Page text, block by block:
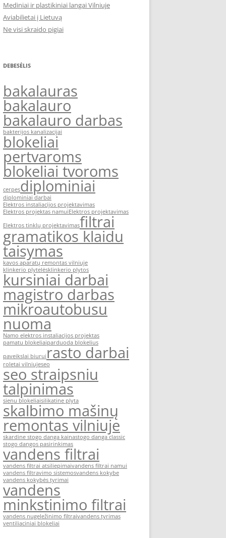
Mediniai ir plastikiniai langai Vilniuje
Aviabilietai į Lietuvą
Ne visi skraido pigiai
DEBESĖLIS
bakalauras
bakalauro
bakalauro darbas
bakterijos kanalizacijai
blokeliai
pertvaroms
blokeliai tvoroms
cerpesdiplominiai
diplominiai darbai
Elektros instaliacijos projektavimas
Elektros projektas namuiElektros projektavimas
Elektros tinklų projektavimasfiltrai
gramatikos klaidu
taisymas
kavos aparatų remontas vilniuje
klinkerio plytelėsklinkerio plytos
kursiniai darbai
magistro darbas
mikroautobusu
nuoma
Namo elektros instaliacijos projektas
pamatu blokeliaiparduoda blokelius
paveikslai biurui rasto darbai
roletai vilniujeseo
seo straipsniu
talpinimas
sienu blokeliaisilikatine plyta
skalbimo mašinų
remontas vilniuje
skardine stogo danga kainastogo danga classic
stogo dangos pasirinkimas
vandens filtrai
vandens filtrai atsiliepimaivandens filtrai namui
vandens filtravimo sistemosvandens kokybe
vandens kokybės tyrimai
vandens
minkstinimo filtrai
vandens nugeležinimo filtraivandens tyrimas
ventiliaciniai blokeliai